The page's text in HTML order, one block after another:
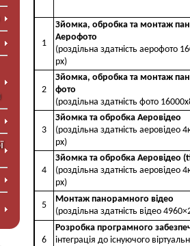
1
Зйомка, обробка та монтаж
Аерофото
(роздільна здатність аерофото
px)
2
Зйомка, обробка та монтаж
фото
(роздільна здатність фото
3
Зйомка та обробка Аеровідео
(роздільна здатність аеровідео
px)
4
Зйомка та обробка Аеровідео
(роздільна здатність аеровідео
px)
5
Монтаж панорамного відео
(роздільна здатність відео
6
Розробка програмного
інтеграція до існуючого